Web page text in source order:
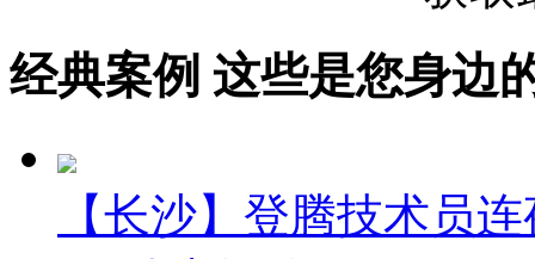
经典案例 这些是您身边
【长沙】登腾技术员